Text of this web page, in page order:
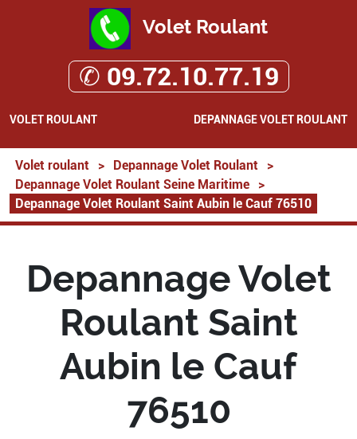
Volet Roulant
✆ 09.72.10.77.19
VOLET ROULANT DEPANNAGE VOLET ROULANT
Volet roulant > Depannage Volet Roulant
>
Depannage Volet Roulant Seine Maritime
>
Depannage Volet Roulant Saint Aubin le Cauf 76510
Depannage Volet
Roulant Saint
Aubin le Cauf
76510